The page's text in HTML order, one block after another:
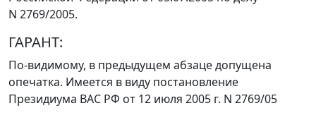
N 2769/2005.
ГАРАНТ:
По-видимому, в предыдущем абзаце допущена
опечатка. Имеется в виду постановление
Президиума ВАС РФ от 12 июля 2005 г. N 2769/05